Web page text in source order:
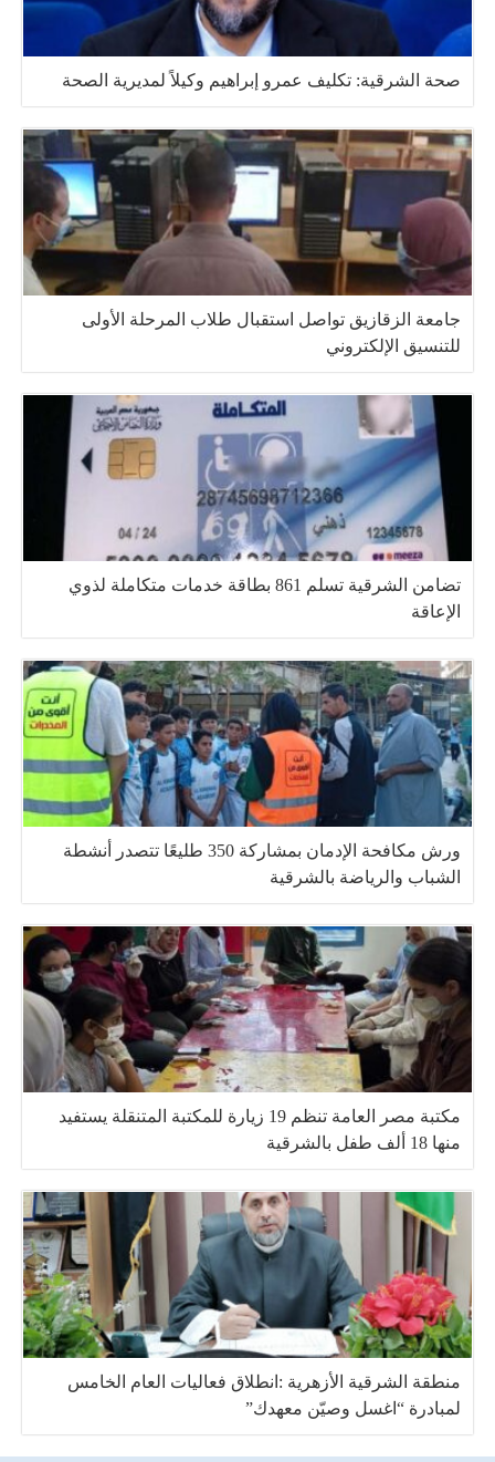
صحة الشرقية: تكليف عمرو إبراهيم وكيلاً لمديرية الصحة
جامعة الزقازيق تواصل استقبال طلاب المرحلة الأولى
للتنسيق الإلكتروني
تضامن الشرقية تسلم 861 بطاقة خدمات متكاملة لذوي
الإعاقة
ورش مكافحة الإدمان بمشاركة 350 طليعًا تتصدر أنشطة
الشباب والرياضة بالشرقية
مكتبة مصر العامة تنظم 19 زيارة للمكتبة المتنقلة يستفيد
منها 18 ألف طفل بالشرقية
منطقة الشرقية الأزهرية :انطلاق فعاليات العام الخامس
لمبادرة “اغسل وصيّن معهدك”